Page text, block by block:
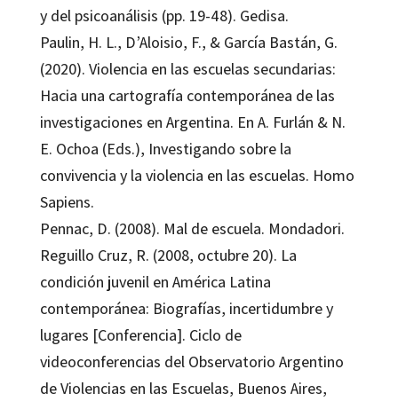
y del psicoanálisis (pp. 19-48). Gedisa.
Paulin, H. L., D’Aloisio, F., & García Bastán, G.
(2020). Violencia en las escuelas secundarias:
Hacia una cartografía contemporánea de las
investigaciones en Argentina. En A. Furlán & N.
E. Ochoa (Eds.), Investigando sobre la
convivencia y la violencia en las escuelas. Homo
Sapiens.
Pennac, D. (2008). Mal de escuela. Mondadori.
Reguillo Cruz, R. (2008, octubre 20). La
condición juvenil en América Latina
contemporánea: Biografías, incertidumbre y
lugares [Conferencia]. Ciclo de
videoconferencias del Observatorio Argentino
de Violencias en las Escuelas, Buenos Aires,